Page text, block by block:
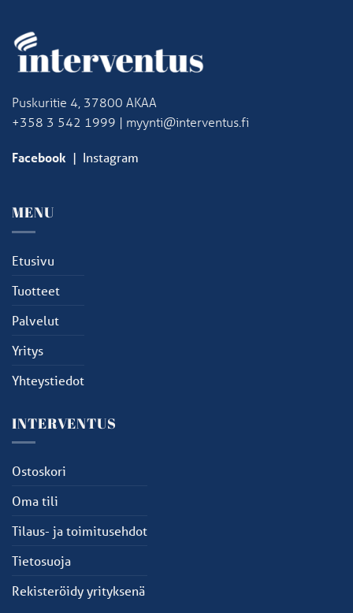
Puskuritie 4, 37800 AKAA
+358 3 542 1999 | myynti@interventus.fi
Facebook | Instagram
MENU
Etusivu
Tuotteet
Palvelut
Yritys
Yhteystiedot
INTERVENTUS
Ostoskori
Oma tili
Tilaus- ja toimitusehdot
Tietosuoja
Rekisteröidy yrityksenä